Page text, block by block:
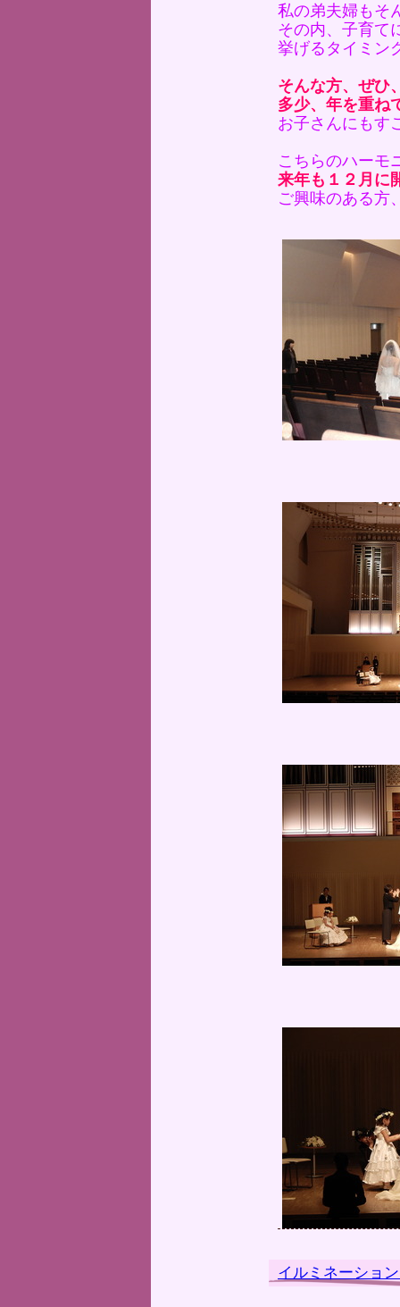
私の弟夫婦もそ
その内、子育て
挙げるタイミン
そんな方、ぜひ
多少、年を重ね
お子さんにもす
こちらのハーモ
来年も１２月に
ご興味のある方
イルミネーショ